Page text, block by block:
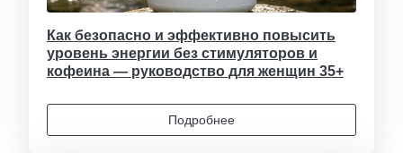
Как безопасно и эффективно повысить
уровень энергии без стимуляторов и
кофеина — руководство для женщин 35+
Подробнее